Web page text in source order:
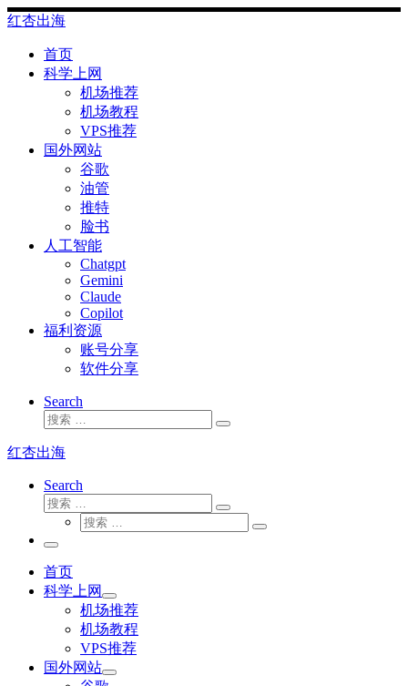
Skip
to
content
红杏出海
首页
科学上网
机场推荐
机场教程
VPS推荐
国外网站
谷歌
油管
推特
脸书
人工智能
Chatgpt
‎Gemini
Claude
Copilot
福利资源
账号分享
软件分享
Search
搜
搜
红杏出海
Search
搜
搜
索
搜
搜
主
菜
单
首页
科学上网
机场推荐
机场教程
VPS推荐
国外网站